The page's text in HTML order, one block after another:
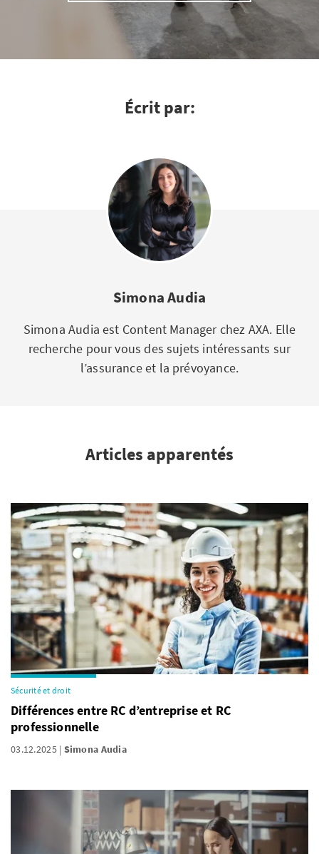
Écrit par:
Simona Audia
Simona Audia est Content Manager chez AXA. Elle
recherche pour vous des sujets intéressants sur
l’assurance et la prévoyance.
Articles apparentés
Sécurité et droit
Différences entre RC d’entreprise et RC
professionnelle
03.12.2025 Simona Audia